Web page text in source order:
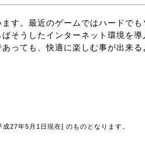
す。最近のゲームではハードでも
そうしたインターネット環境を導
っても、快適に楽しむ事が出来る
27年5月1日現在] のものとなります。